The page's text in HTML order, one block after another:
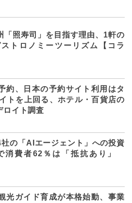
「照寿司」を目指す理由、1軒の
トロノミーツーリズム【コラ
約、日本の予約サイト利用はタ
トを上回る、ホテル・百貨店の
イト調査
の「AIエージェント」への投資
消費者62％は「抵抗あり」
光ガイド育成が本格始動、事業